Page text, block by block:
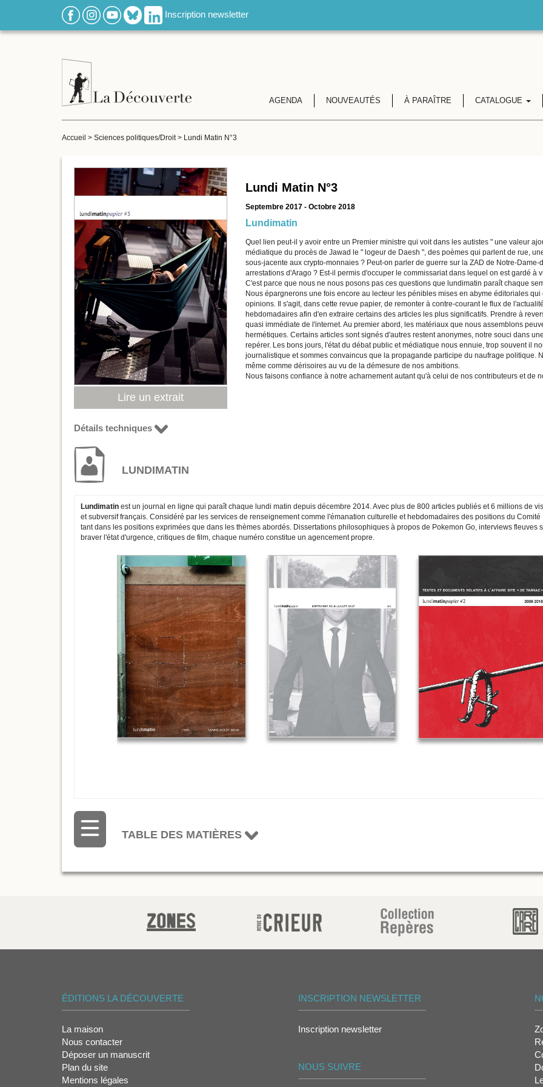
Inscription newsletter
AGENDA NOUVEAUTÉS À PARAÎTRE CATALOGUE
Accueil > Sciences politiques/Droit> Lundi Matin N°3
Lire un extrait
Lundi Matin N°3
Septembre 2017 - Octobre 2018
Lundimatin
Quel lien peut-il y avoir entre un Premier ministre qui voit dans les autistes " une valeur
médiatique du procès de Jawad le " logeur de Daesh ", des poèmes qui parlent de rue,
sous-jacente aux crypto-monnaies ? Peut-on parler de guerre sur la ZAD de Notre-
arrestations d'Arago ? Est-il permis d'occuper le commissariat dans lequel on est gardé à
C'est parce que nous ne nous posons pas ces questions que lundimatin paraît chaque
Nous épargnerons une fois encore au lecteur les pénibles mises en abyme éditoriales
opinions. Il s'agit, dans cette revue papier, de remonter à contre-courant le flux de
hebdomadaires afin d'en extraire certains des articles les plus significatifs. Prendre à
quasi immédiate de l'internet. Au premier abord, les matériaux que nous assemblons
hermétiques. Certains articles sont signés d'autres restent anonymes, notre souci dans
repérer. Les bons jours, l'état du débat public et médiatique nous ennuie, trop souvent il
journalistique et sommes convaincus que la propagande participe du naufrage politique.
même comme dérisoires au vu de la démesure de nos ambitions.
Nous faisons confiance à notre acharnement autant qu'à celui de nos contributeurs et de
Détails techniques
LUNDIMATIN
Lundimatin est un journal en ligne qui paraît chaque lundi matin depuis décembre 2014. Avec plus de 800 articles publiés et 6 millions de
et subversif français. Considéré par les services de renseignement comme l'émanation culturelle et hebdomadaires des positions du
tant dans les positions exprimées que dans les thèmes abordés. Dissertations philosophiques à propos de Pokemon Go, interviews
braver l'état d'urgence, critiques de film, chaque numéro constitue un agencement propre.
TABLE DES MATIÈRES
ÉDITIONS LA DÉCOUVERTE
La maison
Nous contacter
Déposer un manuscrit
Plan du site
Mentions légales
INSCRIPTION NEWSLETTER
Inscription newsletter
NOUS SUIVRE